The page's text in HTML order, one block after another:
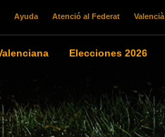
Ayuda Atenció al Federat Valencià
Elecciones 2026